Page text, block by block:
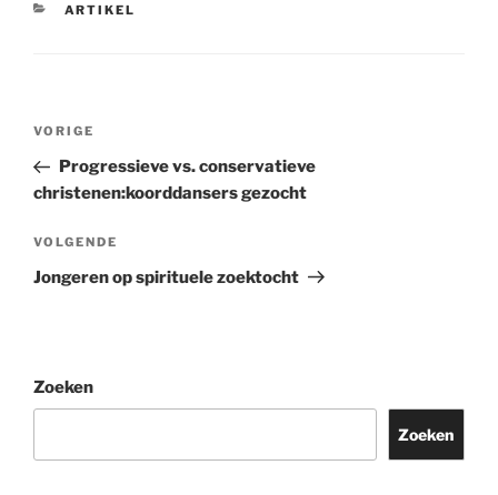
CATEGORIEËN
ARTIKEL
Berichtnavigatie
Vorig
bericht
VORIGE
Progressieve vs. conservatieve
christenen:koorddansers gezocht
Volgend
bericht
VOLGENDE
Jongeren op spirituele zoektocht
Zoeken
Zoeken